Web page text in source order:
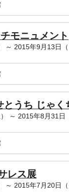
モニュメント
～ 2015年9月13日（
とうち じゃく
～ 2015年8月31日
レス展
～ 2015年7月20日（